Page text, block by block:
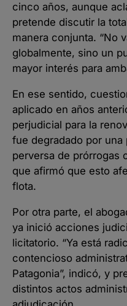
cinco años, aunque
pretende discutir la
manera conjunta. “No
globalmente, sino un
mayor interés para
En ese sentido,
aplicado en años
perjudicial para la
fue degradado por
perversa de prórrogas
que afirmó que esto
flota.
Por otra parte, el
ya inició acciones
licitatorio. “Ya está
contencioso
Patagonia”, indicó, y
distintos actos